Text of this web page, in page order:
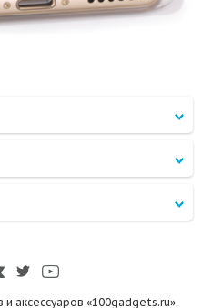
аксессуаров «100gadgets.ru»